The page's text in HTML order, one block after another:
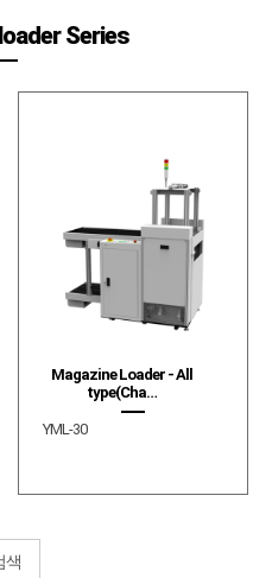
Series
Magazine Loader - All
type(Cha…
YML-30
색